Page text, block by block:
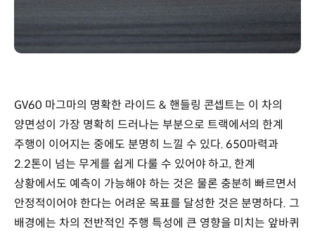
GV60 마그마의 명확한 라이드 & 핸들링 콘셉트는 이 차의
양면성이 가장 명확히 드러나는 부분으로 트랙에서의 한계
주행이 이어지는 중에도 분명히 느낄 수 있다. 650마력과
2.2톤이 넘는 무게를 쉽게 다룰 수 있어야 하고, 한계
상황에서도 예측이 가능해야 하는 것은 물론 충분히 빠르면서
안정적이어야 한다는 어려운 목표를 달성한 것은 분명하다. 그
배경에는 차의 전반적인 주행 특성에 큰 영향을 미치는 앞바퀴